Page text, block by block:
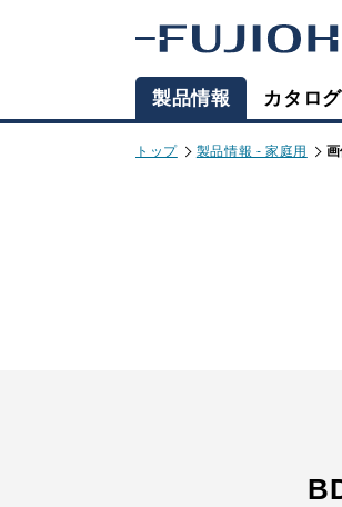
製品情報 カタログ
トップ 製品情報 - 家庭用